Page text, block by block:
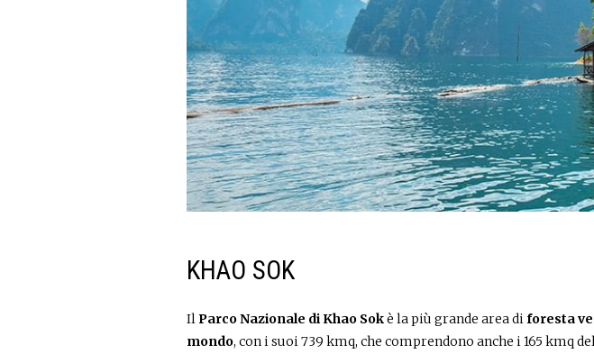
KHAO SOK
IlParco Nazionale di Khao Sokè la più grande area diforesta
mondo, con i suoi 739 kmq, che comprendono anche i 165 kmq